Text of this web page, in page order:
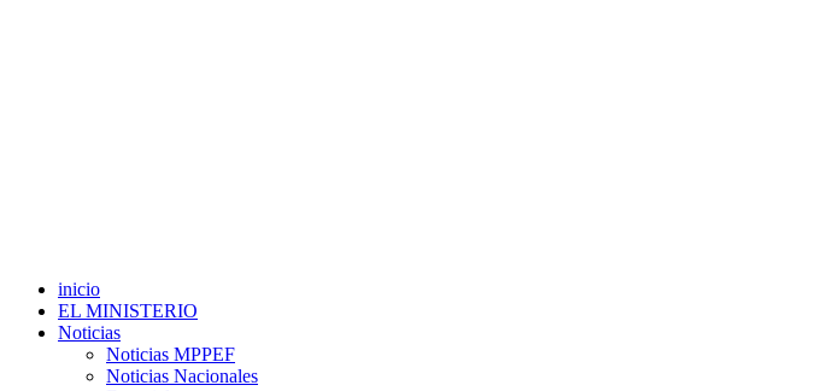
inicio
EL MINISTERIO
Noticias
Noticias MPPEF
Noticias Nacionales